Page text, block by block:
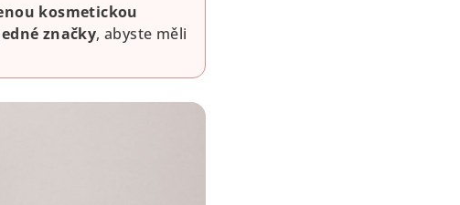
kosmetickou
značky, abyste měli